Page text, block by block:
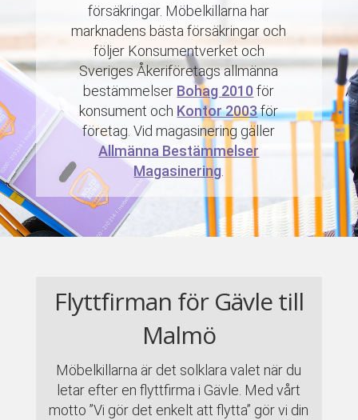
försäkringar. Möbelkillarna har
marknadens bästa försäkringar och
följer Konsumentverket och
Sveriges Åkeriföretags allmänna
bestämmelser Bohag 2010 för
konsument och Kontor 2003för
företag. Vid magasinering gäller
Allmänna Bestämmelser
Magasinering
Flyttfirman för Gävle till
Malmö
Möbelkillarna är det solklara valet när du
letar efter en flyttfirma i Gävle. Med vårt
motto ”Vi gör det enkelt att flytta” gör vi din